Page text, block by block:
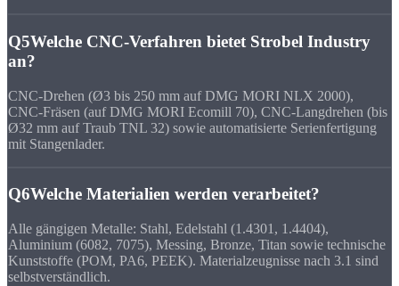
Q5Welche CNC-Verfahren bietet Strobel Industry
an?
CNC-Drehen (Ø3 bis 250 mm auf DMG MORI NLX 2000),
CNC-Fräsen (auf DMG MORI Ecomill 70), CNC-Langdrehen (bis
Ø32 mm auf Traub TNL 32) sowie automatisierte Serienfertigung
mit Stangenlader.
Q6Welche Materialien werden verarbeitet?
Alle gängigen Metalle: Stahl, Edelstahl (1.4301, 1.4404),
Aluminium (6082, 7075), Messing, Bronze, Titan sowie technische
Kunststoffe (POM, PA6, PEEK). Materialzeugnisse nach 3.1 sind
selbstverständlich.